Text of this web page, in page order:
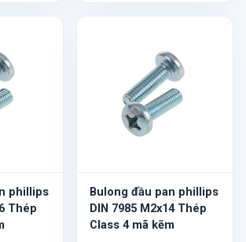
phillips
Thép
Bulong đầu pan phillips
DIN 7985 M2x14 Thép
Class 4 mã kẽm